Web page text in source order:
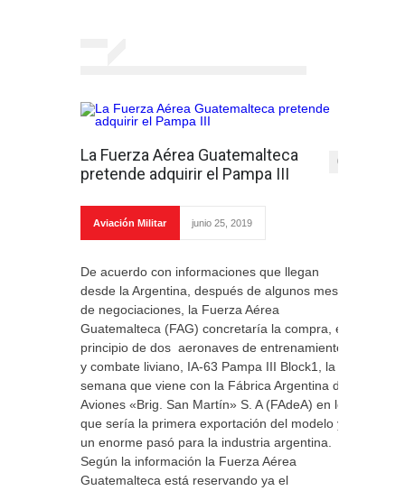
La Fuerza Aérea Guatemalteca
pretende adquirir el Pampa III
0
Aviación Militar junio 25, 2019
De acuerdo con informaciones que llegan
desde la Argentina, después de algunos meses
de negociaciones, la Fuerza Aérea
Guatemalteca (FAG) concretaría la compra, en
principio de dos aeronaves de entrenamiento
y combate liviano, IA-63 Pampa III Block1, la
semana que viene con la Fábrica Argentina de
Aviones «Brig. San Martín» S. A (FAdeA) en lo
que sería la primera exportación del modelo y
un enorme pasó para la industria argentina.
Según la información la Fuerza Aérea
Guatemalteca está reservando ya el